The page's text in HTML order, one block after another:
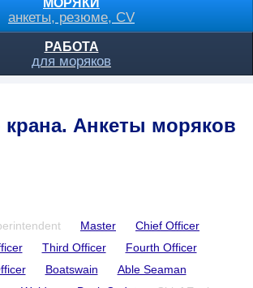
МОРЯКИ
анкеты, резюме, CV
РАБОТА
для моряков
крана. Анкеты моряков
Master
Chief Officer
Third Officer
Fourth Officer
Boatswain
Able Seaman